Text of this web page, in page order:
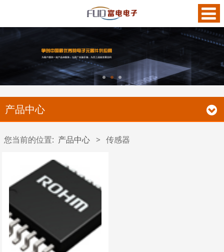
产品中心
您当前的位置: 产品中心 > 传感器